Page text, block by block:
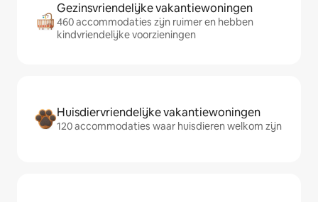
Gezinsvriendelijke vakantiewoningen
460 accommodaties zijn ruimer en hebben
kindvriendelijke voorzieningen
Huisdiervriendelijke vakantiewoningen
120 accommodaties waar huisdieren welkom zijn